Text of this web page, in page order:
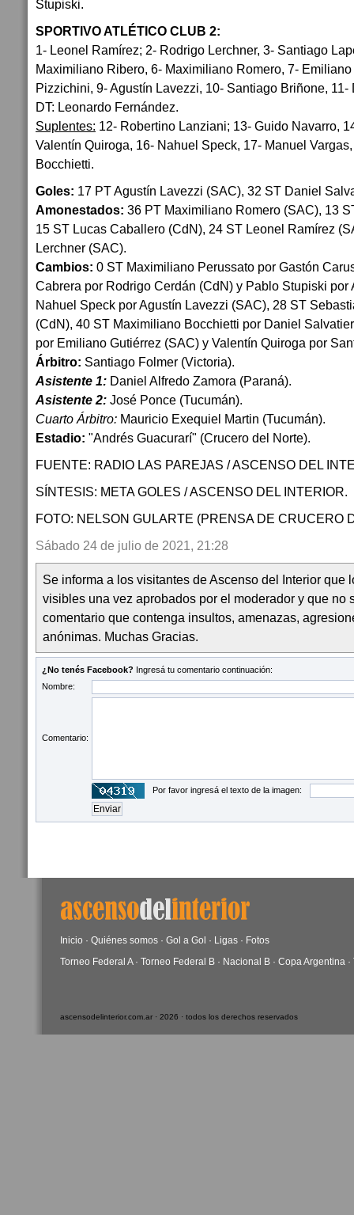
Stupiski.
SPORTIVO ATLÉTICO CLUB 2:
1- Leonel Ramírez; 2- Rodrigo Lerchner, 3- Santiago
Maximiliano Ribero, 6- Maximiliano Romero, 7-
Pizzichini, 9- Agustín Lavezzi, 10- Santiago Briñone,
DT: Leonardo Fernández.
Suplentes: 12- Robertino Lanziani; 13- Guido Navarro,
Valentín Quiroga, 16- Nahuel Speck, 17- Manuel
Bocchietti.
Goles: 17 PT Agustín Lavezzi (SAC), 32 ST Daniel
Amonestados: 36 PT Maximiliano Romero (SAC), 13
15 ST Lucas Caballero (CdN), 24 ST Leonel Ramírez
Lerchner (SAC).
Cambios: 0 ST Maximiliano Perussato por Gastón
Cabrera por Rodrigo Cerdán (CdN) y Pablo Stupiski por
Nahuel Speck por Agustín Lavezzi (SAC), 28 ST
(CdN), 40 ST Maximiliano Bocchietti por Daniel
por Emiliano Gutiérrez (SAC) y Valentín Quiroga por
Árbitro: Santiago Folmer (Victoria).
Asistente 1: Daniel Alfredo Zamora (Paraná).
Asistente 2: José Ponce (Tucumán).
Cuarto Árbitro: Mauricio Exequiel Martin (Tucumán).
Estadio: "Andrés Guacurarí" (Crucero del Norte).
FUENTE: RADIO LAS PAREJAS / ASCENSO DEL
SÍNTESIS: META GOLES / ASCENSO DEL INTERIOR.
FOTO: NELSON GULARTE (PRENSA DE CRUCERO
Sábado 24 de julio de 2021, 21:28
Se informa a los visitantes de Ascenso del Interior que
visibles una vez aprobados por el moderador y que no
comentario que contenga insultos, amenazas,
anónimas. Muchas Gracias.
¿No tenés Facebook? Ingresá tu comentario continuación:
Nombre:
Comentario:
Por favor ingresá el texto de la imagen:
Inicio · Quiénes somos · Gol a Gol · Ligas · Fotos
Torneo Federal A· Torneo Federal B · Nacional B · Copa Argentina ·
ascensodelinterior.com.ar · 2026 · todos los derechos reservados